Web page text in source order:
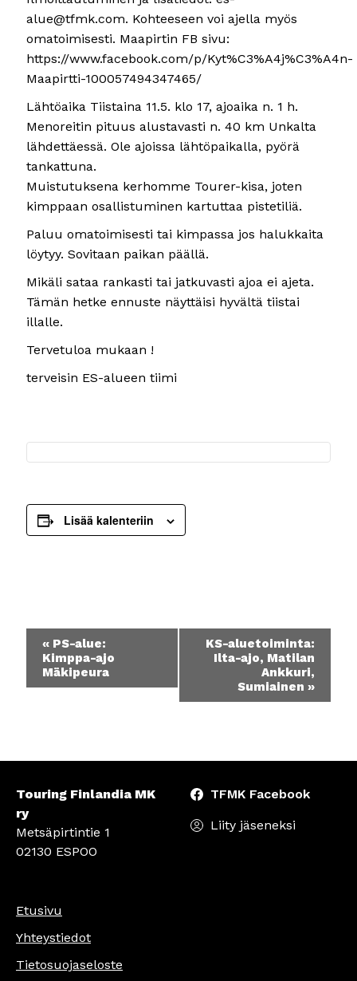
alue@tfmk.com. Kohteeseen voi ajella myös
omatoimisesti. Maapirtin FB sivu:
https://www.facebook.com/p/Kyt%C3%A4j%C3%A4n-
Maapirtti-100057494347465/
Lähtöaika Tiistaina 11.5. klo 17, ajoaika n. 1 h.
Menoreitin pituus alustavasti n. 40 km Unkalta
lähdettäessä. Ole ajoissa lähtöpaikalla, pyörä
tankattuna.
Muistutuksena kerhomme Tourer-kisa, joten
kimppaan osallistuminen kartuttaa pistetiliä.
Paluu omatoimisesti tai kimpassa jos halukkaita
löytyy. Sovitaan paikan päällä.
Mikäli sataa rankasti tai jatkuvasti ajoa ei ajeta.
Tämän hetke ennuste näyttäisi hyvältä tiistai
illalle.
Tervetuloa mukaan !
terveisin ES-alueen tiimi
Lisää kalenteriin
Tapahtuma
navigointi
« PS-alue:
Kimppa-ajo
Mäkipeura
KS-aluetoiminta:
Ilta-ajo, Matilan
Ankkuri,
Sumiainen »
Touring Finlandia MK
ry
Metsäpirtintie 1
02130 ESPOO
TFMK Facebook
Liity jäseneksi
Etusivu
Yhteystiedot
Tietosuojaseloste